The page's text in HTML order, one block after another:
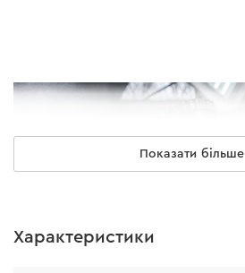
Показати більше
Характеристики